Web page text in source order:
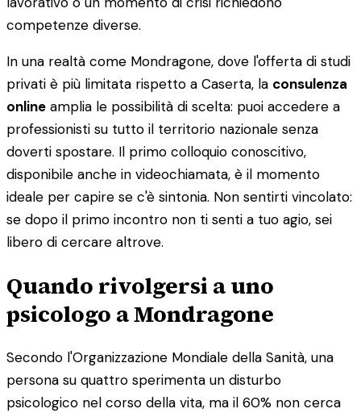
competenze diverse.
In una realtà come Mondragone, dove l'offerta di studi
privati è più limitata rispetto a Caserta, la consulenza
online amplia le possibilità di scelta: puoi accedere a
professionisti su tutto il territorio nazionale senza
doverti spostare. Il primo colloquio conoscitivo,
disponibile anche in videochiamata, è il momento
ideale per capire se c'è sintonia. Non sentirti vincolato:
se dopo il primo incontro non ti senti a tuo agio, sei
libero di cercare altrove.
Quando rivolgersi a uno
psicologo a Mondragone
Secondo l'Organizzazione Mondiale della Sanità, una
persona su quattro sperimenta un disturbo
psicologico nel corso della vita, ma il 60% non cerca